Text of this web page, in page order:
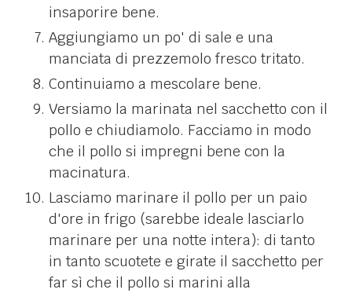
insaporire bene.
Aggiungiamo un po' di sale e una
manciata di prezzemolo fresco tritato.
Continuiamo a mescolare bene.
Versiamo la marinata nel sacchetto con il
pollo e chiudiamolo. Facciamo in modo
che il pollo si impregni bene con la
macinatura.
Lasciamo marinare il pollo per un paio
d'ore in frigo (sarebbe ideale lasciarlo
marinare per una notte intera): di tanto
in tanto scuotete e girate il sacchetto per
far sì che il pollo si marini alla